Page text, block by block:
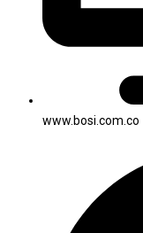
www.bosi.com.co